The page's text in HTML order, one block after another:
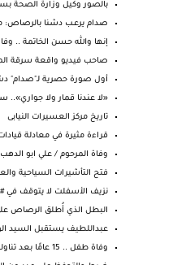
بالصور وكيل وزارة الصحة
صدام يرعـب دشنا
إنها والله حسن الخاتمة ..
صاحب فيديو واقعة سرقة
أول صورة حصرية لـ"صدام"
«لا عندنا قمار ولا
تاريخ مركز العسيرات النيابى
قراءة مثيرة في معادلة
وفاة المرحوم / علي ابو
فتح التأشيرات السياحية
نزيف الأسفلت لا يتوقف في
البطل الذي أُطلق الرصاص على قبره
عبداللطيف يستقبل السيد
وفاة طفل .. 15 عامًا بعد تناوله وجبةأندومى